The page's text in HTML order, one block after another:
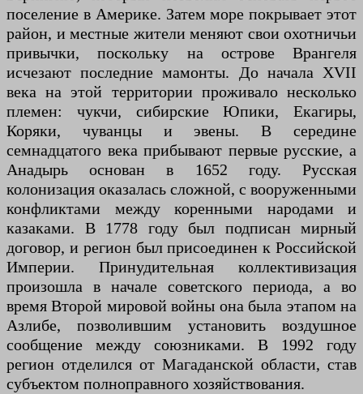
поселение в Америке. Затем море покрывает этот
район, и местные жители меняют свои охотничьи
привычки, поскольку на острове Врангеля
исчезают последние мамонты. До начала XVII
века на этой территории проживало несколько
племен: чукчи, сибирские Юпики, Екагиры,
Коряки, чуванцы и эвены. В середине
семнадцатого века прибывают первые русские, а
Анадырь основан в 1652 году. Русская
колонизация оказалась сложной, с вооруженными
конфликтами между коренными народами и
казаками. В 1778 году был подписан мирный
договор, и регион был присоединен к Российской
Империи. Принудительная коллективизация
произошла в начале советского периода, а во
время Второй мировой войны она была этапом на
Азлибе, позволившим установить воздушное
сообщение между союзниками. В 1992 году
регион отделился от Магаданской области, став
субъектом полноправного хозяйствования.